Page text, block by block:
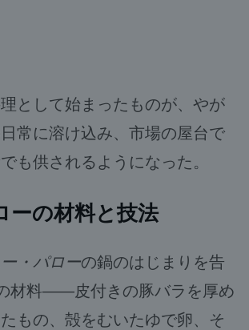
として始まったものが、やが
常に溶け込み、市場の屋台で
も供されるようになった。
ーの材料と技法
・パローの鍋のはじまりを告
材料――皮付きの豚バラを厚め
もの、殻をむいたゆで卵、そ